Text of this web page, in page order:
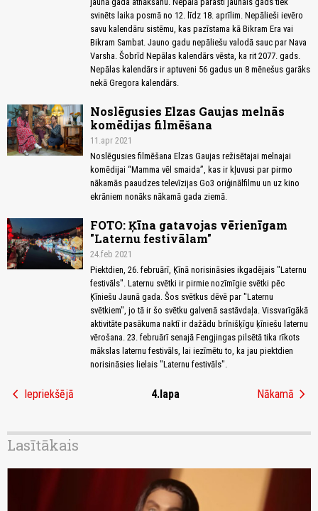
svinēts laika posmā no 12. līdz 18. aprīlim. Nepālieši ievēro
savu kalendāru sistēmu, kas pazīstama kā Bikram Era vai
Bikram Sambat. Jauno gadu nepāliešu valodā sauc par Nava
Varsha. Šobrīd Nepālas kalendārs vēsta, ka rit 2077. gads.
Nepālas kalendārs ir aptuveni 56 gadus un 8 mēnešus garāks
nekā Gregora kalendārs.
Noslēgusies Elzas Gaujas melnās
komēdijas filmēšana
11.apr 2021
Noslēgusies filmēšana Elzas Gaujas režisētajai melnajai
komēdijai “Mamma vēl smaida”, kas ir kļuvusi par pirmo
nākamās paaudzes televīzijas Go3 oriģinālfilmu un uz kino
ekrāniem nonāks nākamā gada ziemā.
FOTO: Ķīna gatavojas vērienīgam
"Laternu festivālam"
24.feb 2021
Piektdien, 26. februārī, Ķīnā norisināsies ikgadējais "Laternu
festivāls". Laternu svētki ir pirmie nozīmīgie svētki pēc
Ķīniešu Jaunā gada. Šos svētkus dēvē par "Laternu
svētkiem", jo tā ir šo svētku galvenā sastāvdaļa. Vissvarīgākā
aktivitāte pasākuma naktī ir dažādu brīnišķīgu ķīniešu laternu
vērošana. 23. februārī senajā Fengjingas pilsētā tika rīkots
mākslas laternu festivāls, lai iezīmētu to, ka jau piektdien
norisināsies lielais "Laternu festivāls".
chevron_left Iepriekšējā 4.lapa Nākamā chevron_right
Lasītākais